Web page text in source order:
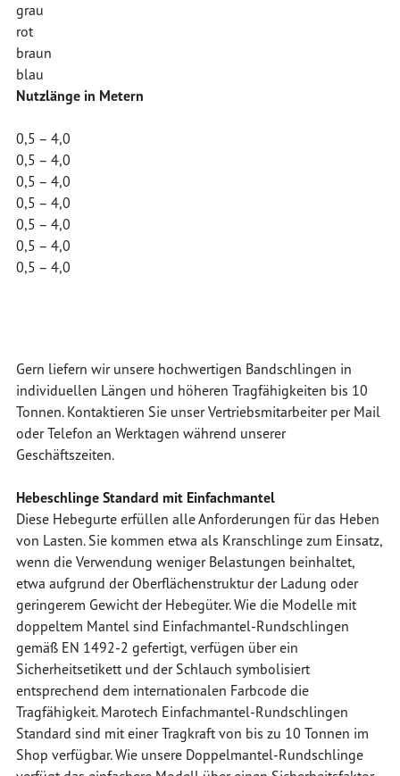
grau
rot
braun
blau
Nutzlänge in Metern
0,5 – 4,0
0,5 – 4,0
0,5 – 4,0
0,5 – 4,0
0,5 – 4,0
0,5 – 4,0
0,5 – 4,0
Gern liefern wir unsere hochwertigen Bandschlingen in
individuellen Längen und höheren Tragfähigkeiten bis 10
Tonnen. Kontaktieren Sie unser Vertriebsmitarbeiter per Mail
oder Telefon an Werktagen während unserer
Geschäftszeiten.
Hebeschlinge Standard mit Einfachmantel
Diese Hebegurte erfüllen alle Anforderungen für das Heben
von Lasten. Sie kommen etwa als Kranschlinge zum Einsatz,
wenn die Verwendung weniger Belastungen beinhaltet,
etwa aufgrund der Oberflächenstruktur der Ladung oder
geringerem Gewicht der Hebegüter. Wie die Modelle mit
doppeltem Mantel sind Einfachmantel-Rundschlingen
gemäß EN 1492-2 gefertigt, verfügen über ein
Sicherheitsetikett und der Schlauch symbolisiert
entsprechend dem internationalen Farbcode die
Tragfähigkeit. Marotech Einfachmantel-Rundschlingen
Standard sind mit einer Tragkraft von bis zu 10 Tonnen im
Shop verfügbar. Wie unsere Doppelmantel-Rundschlinge